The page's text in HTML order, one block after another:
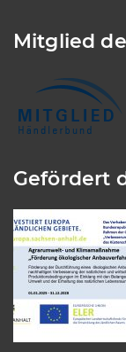
Mitglied
Gefördert